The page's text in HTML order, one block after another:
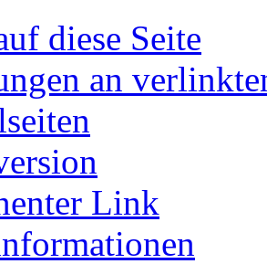
diese Seite
an
Link